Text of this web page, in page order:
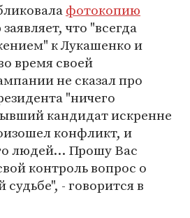
фотокопию
что "всегда
к Лукашенко и
время своей
не сказал про
"ничего
кандидат искренне
конфликт, и
людей… Прошу Вас
контроль вопрос о
- говорится в